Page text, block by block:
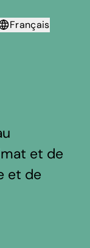
Français
et de
et de